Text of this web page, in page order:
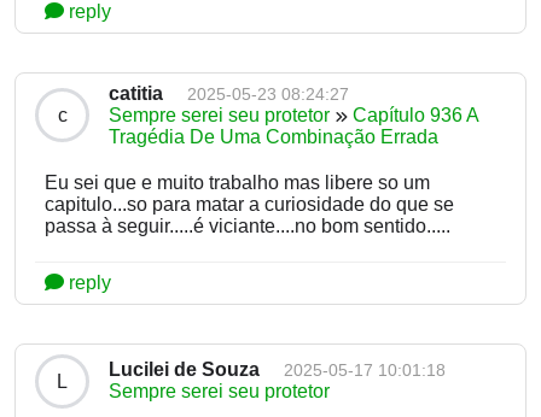
reply
c
catitia 2025-05-23 08:24:27
Sempre serei seu protetor
Capítulo 936 A
Tragédia De Uma Combinação Errada
Eu sei que e muito trabalho mas libere so um
capitulo...so para matar a curiosidade do que se
passa à seguir.....é viciante....no bom sentido.....
reply
L
Lucilei de Souza 2025-05-17 10:01:18
Sempre serei seu protetor